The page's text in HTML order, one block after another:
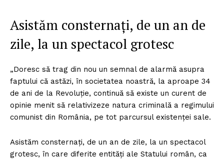
Asistăm consternați, de un an de
zile, la un spectacol grotesc
„Doresc să trag din nou un semnal de alarmă asupra
faptului că astăzi, în societatea noastră, la aproape 34
de ani de la Revoluție, continuă să existe un curent de
opinie menit să relativizeze natura criminală a regimului
comunist din România, pe tot parcursul existenței sale.
Asistăm consternați, de un an de zile, la un spectacol
grotesc, în care diferite entități ale Statului român, ca